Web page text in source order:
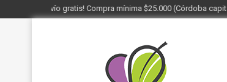
¡Envío gratis! Compra mínima $25.000 (Córdoba capital)